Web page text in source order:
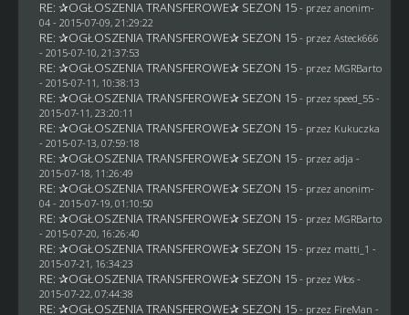
RE: ✰OGŁOSZENIA TRANSFEROWE✰ SEZON 15 - przez anonim-
04- 2015-07-09, 21:29:22
RE: ✰OGŁOSZENIA TRANSFEROWE✰ SEZON 15 - przez Asteck666
- 2015-07-10, 21:37:53
RE: ✰OGŁOSZENIA TRANSFEROWE✰ SEZON 15 - przez MGRBarto
- 2015-07-11, 10:38:13
RE: ✰OGŁOSZENIA TRANSFEROWE✰ SEZON 15 - przez speed_55 -
2015-07-11, 23:20:11
RE: ✰OGŁOSZENIA TRANSFEROWE✰ SEZON 15 - przez Kukuczka
- 2015-07-13, 07:59:18
RE: ✰OGŁOSZENIA TRANSFEROWE✰ SEZON 15 - przez adja -
2015-07-18, 11:26:49
RE: ✰OGŁOSZENIA TRANSFEROWE✰ SEZON 15 - przez anonim-
04- 2015-07-19, 01:10:50
RE: ✰OGŁOSZENIA TRANSFEROWE✰ SEZON 15 - przez MGRBarto
- 2015-07-20, 16:26:40
RE: ✰OGŁOSZENIA TRANSFEROWE✰ SEZON 15 - przez matti_1 -
2015-07-21, 16:34:23
RE: ✰OGŁOSZENIA TRANSFEROWE✰ SEZON 15 - przez Włos-
2015-07-22, 07:44:38
RE: ✰OGŁOSZENIA TRANSFEROWE✰ SEZON 15 - przez FireMan -